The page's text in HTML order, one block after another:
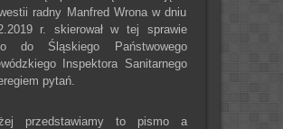
radny Manfred Wrona w dniu
r. skierował w tej sprawie
do Śląskiego Państwowego
Inspektora Sanitarnego
pytań.
przedstawiamy to pismo a